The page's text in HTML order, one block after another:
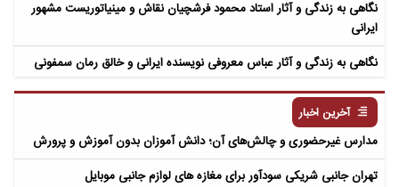
نگاهی به زندگی و آثار استاد محمود فرشچیان نقاش و مینیاتوریست مشهور
ایرانی
نگاهی به زندگی و آثار عباس معروفی نویسنده ایرانی و خالق رمان سمفونی
آخرین اخبار
مدارس غیرحضوری و چالش‌های آن؛ دانش آموزان بدون آموزش و پرورش
تهران جانبی شریکی سودآور برای مغازه های لوازم جانبی موبایل